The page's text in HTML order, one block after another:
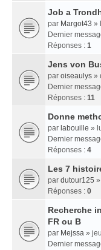
Job a
par Margot43 »
Dernier
Réponses : 1
Jens von
par oiseaulys »
Dernier
Réponses : 11
Donne
par labouille »
Dernier
Réponses : 4
Les 7
par dutour125
Réponses : 0
Recherche
FR ou B
par Mejssa »
Dernier